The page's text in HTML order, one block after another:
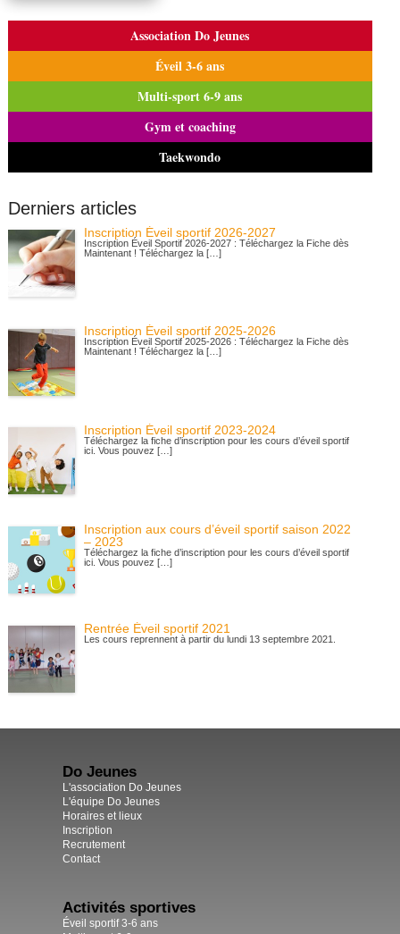
Association Do Jeunes
Éveil 3-6 ans
Multi-sport 6-9 ans
Gym et coaching
Taekwondo
Derniers articles
Inscription Éveil sportif 2026-2027
Inscription Éveil Sportif 2026-2027 : Téléchargez la Fiche dès
Maintenant ! Téléchargez la […]
Inscription Éveil sportif 2025-2026
Inscription Éveil Sportif 2025-2026 : Téléchargez la Fiche dès
Maintenant ! Téléchargez la […]
Inscription Éveil sportif 2023-2024
Téléchargez la fiche d’inscription pour les cours d’éveil sportif
ici. Vous pouvez […]
Inscription aux cours d’éveil sportif saison 2022
– 2023
Téléchargez la fiche d’inscription pour les cours d’éveil sportif
ici. Vous pouvez […]
Rentrée Éveil sportif 2021
Les cours reprennent à partir du lundi 13 septembre 2021.
Do Jeunes
L'association Do Jeunes
L'équipe Do Jeunes
Horaires et lieux
Inscription
Recrutement
Contact
Activités sportives
Éveil sportif 3-6 ans